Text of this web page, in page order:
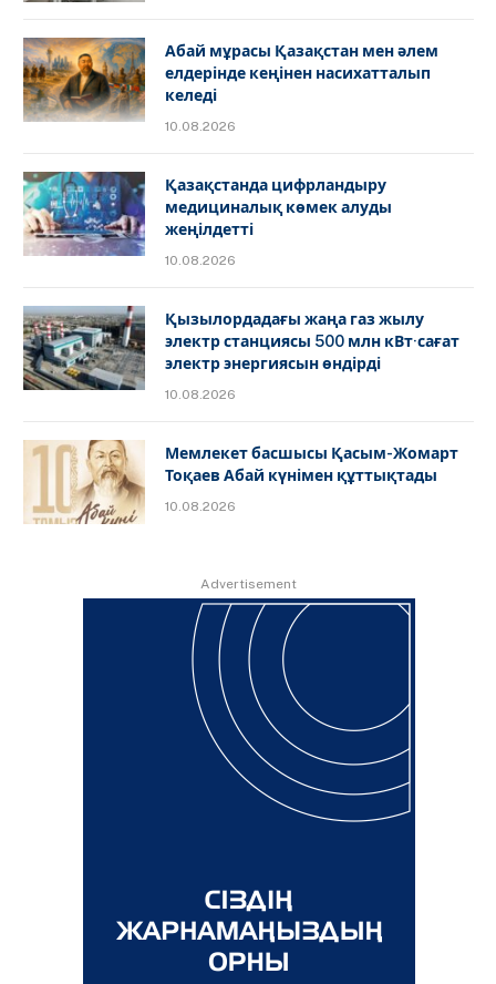
Абай мұрасы Қазақстан мен әлем
елдерінде кеңінен насихатталып
келеді
10.08.2026
Қазақстанда цифрландыру
медициналық көмек алуды
жеңілдетті
10.08.2026
Қызылордадағы жаңа газ жылу
электр станциясы 500 млн кВт·сағат
электр энергиясын өндірді
10.08.2026
Мемлекет басшысы Қасым-Жомарт
Тоқаев Абай күнімен құттықтады
10.08.2026
Advertisement